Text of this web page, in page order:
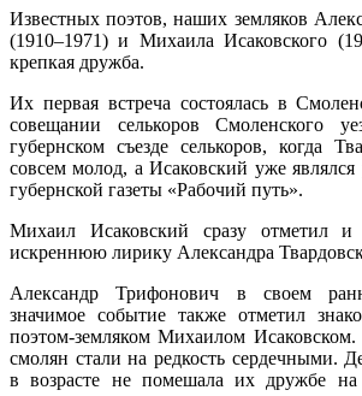
Известных поэтов, наших земляков
(1910–1971) и Михаила Исаковского
крепкая дружба.
Их первая встреча состоялась в
совещании селькоров Смоленского
губернском съезде селькоров, когда
совсем молод, а Исаковский уже являлся
губернской газеты «Рабочий путь».
Михаил Исаковский сразу отметил
искреннюю лирику Александра
Александр Трифонович в своем
значимое событие также отметил
поэтом-земляком Михаилом
смолян стали на редкость сердечными.
в возрасте не помешала их дружбе